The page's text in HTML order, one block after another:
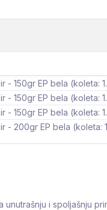
- 150gr EP bela (koleta:
- 150gr EP bela (koleta:
- 150gr EP bela (koleta:
- 200gr EP bela (koleta:
unutrašnju i spoljašnju